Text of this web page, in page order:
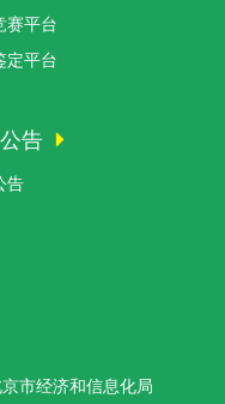
赛平台
定平台
告
告
市经济和信息化局